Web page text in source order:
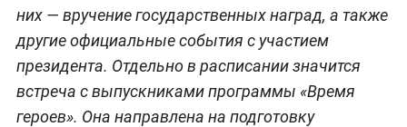
них — вручение государственных наград, а также
другие официальные события с участием
президента. Отдельно в расписании значится
встреча с выпускниками программы «Время
героев». Она направлена на подготовку